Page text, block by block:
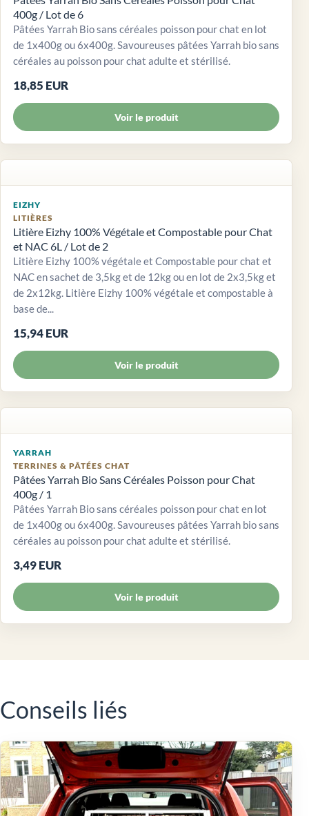
400g / Lot de 6
Pâtées Yarrah Bio sans céréales poisson pour chat en lot
de 1x400g ou 6x400g. Savoureuses pâtées Yarrah bio sans
céréales au poisson pour chat adulte et stérilisé.
18,85 EUR
Voir le produit
EIZHY
LITIÈRES
Litière Eizhy 100% Végétale et Compostable pour Chat
et NAC 6L / Lot de 2
Litière Eizhy 100% végétale et Compostable pour chat et
NAC en sachet de 3,5kg et de 12kg ou en lot de 2x3,5kg et
de 2x12kg. Litière Eizhy 100% végétale et compostable à
base de...
15,94 EUR
Voir le produit
YARRAH
TERRINES & PÂTÉES CHAT
Pâtées Yarrah Bio Sans Céréales Poisson pour Chat
400g / 1
Pâtées Yarrah Bio sans céréales poisson pour chat en lot
de 1x400g ou 6x400g. Savoureuses pâtées Yarrah bio sans
céréales au poisson pour chat adulte et stérilisé.
3,49 EUR
Voir le produit
Conseils liés